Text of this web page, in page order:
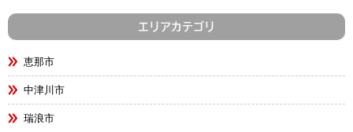
エリアカテゴリ
恵那市
中津川市
瑞浪市